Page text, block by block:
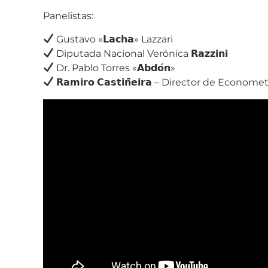
Panelistas:
Gustavo «𝗟𝗮𝗰𝗵𝗮» Lazzari
Diputada Nacional Verónica 𝗥𝗮𝘇𝘇𝗶𝗻𝗶
Dr. Pablo Torres «𝗔𝗯𝗱𝗼́𝗻»
𝗥𝗮𝗺𝗶𝗿𝗼 𝗖𝗮𝘀𝘁𝗶𝗻̃𝗲𝗶𝗿𝗮 – Director de